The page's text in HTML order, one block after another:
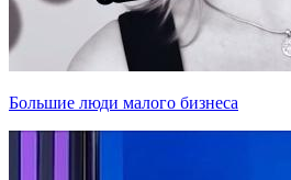
Большие люди малого бизнеса